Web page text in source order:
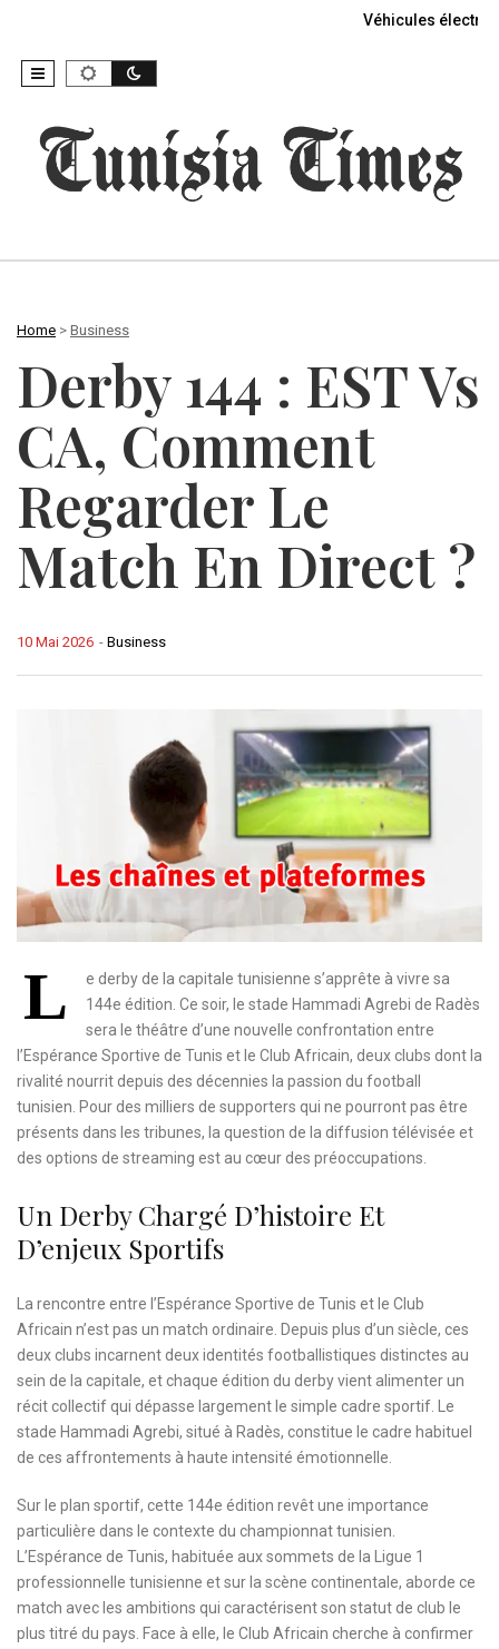
Véhicules
Home > Business
Derby 144 : EST Vs
CA, Comment
Regarder Le
Match En Direct ?
- Business
10 Mai 2026
L
e derby de la capitale tunisienne s’apprête à vivre sa
144e édition. Ce soir, le stade Hammadi Agrebi de Radès
sera le théâtre d’une nouvelle confrontation entre
l’Espérance Sportive de Tunis et le Club Africain, deux clubs dont la
rivalité nourrit depuis des décennies la passion du football
tunisien. Pour des milliers de supporters qui ne pourront pas être
présents dans les tribunes, la question de la diffusion télévisée et
des options de streaming est au cœur des préoccupations.
Un Derby Chargé D’histoire Et
D’enjeux Sportifs
La rencontre entre l’Espérance Sportive de Tunis et le Club
Africain n’est pas un match ordinaire. Depuis plus d’un siècle, ces
deux clubs incarnent deux identités footballistiques distinctes au
sein de la capitale, et chaque édition du derby vient alimenter un
récit collectif qui dépasse largement le simple cadre sportif. Le
stade Hammadi Agrebi, situé à Radès, constitue le cadre habituel
de ces affrontements à haute intensité émotionnelle.
Sur le plan sportif, cette 144e édition revêt une importance
particulière dans le contexte du championnat tunisien.
L’Espérance de Tunis, habituée aux sommets de la Ligue 1
professionnelle tunisienne et sur la scène continentale, aborde ce
match avec les ambitions qui caractérisent son statut de club le
plus titré du pays. Face à elle, le Club Africain cherche à confirmer